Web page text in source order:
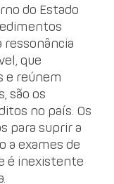
do Estado
ressonância
que
e reúnem
são os
no país. Os
para suprir a
a exames de
é inexistente